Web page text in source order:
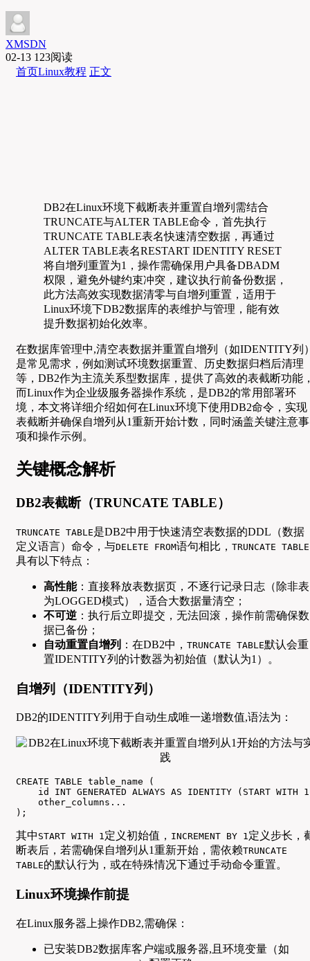
XMSDN
02-13 123阅读
首页Linux教程 正文
DB2在Linux环境下截断表并重置自增列需结合
TRUNCATE与ALTER TABLE命令，首先执行
TRUNCATE TABLE表名快速清空数据，再通过
ALTER TABLE表名RESTART IDENTITY RESET
将自增列重置为1，操作需确保用户具备DBADM
权限，避免外键约束冲突，建议执行前备份数据，
此方法高效实现数据清零与自增列重置，适用于
Linux环境下DB2数据库的表维护与管理，能有效
提升数据初始化效率。
在数据库管理中,清空表数据并重置自增列（如IDENTITY列
是常见需求，例如测试环境数据重置、历史数据归档后清理
等，DB2作为主流关系型数据库，提供了高效的表截断功能
而Linux作为企业级服务器操作系统，是DB2的常用部署环
境，本文将详细介绍如何在Linux环境下使用DB2命令，实现
表截断并确保自增列从1重新开始计数，同时涵盖关键注意事
项和操作示例。
关键概念解析
DB2表截断（TRUNCATE TABLE）
TRUNCATE TABLE是DB2中用于快速清空表数据的DDL（数据
定义语言）命令，与DELETE FROM语句相比， TRUNCATE TABLE
具有以下特点：
高性能：直接释放表数据页，不逐行记录日志（除非表
为LOGGED模式），适合大数据量清空；
不可逆 ：执行后立即提交，无法回滚，操作前需确保数
据已备份；
自动重置自增列 ：在DB2中， TRUNCATE TABLE默认会重
置IDENTITY列的计数器为初始值（默认为1）。
自增列（IDENTITY列）
DB2的IDENTITY列用于自动生成唯一递增数值,语法为：
CREATE TABLE table_name (
id INT GENERATED ALWAYS AS IDENTITY (START WITH
    other_columns...
);
其中 START WITH 1定义初始值， INCREMENT BY 1定义步长，
断表后，若需确保自增列从1重新开始，需依赖TRUNCATE
TABLE的默认行为，或在特殊情况下通过手动命令重置。
Linux环境操作前提
在Linux服务器上操作DB2,需确保：
已安装DB2数据库客户端或服务器,且环境变量（如